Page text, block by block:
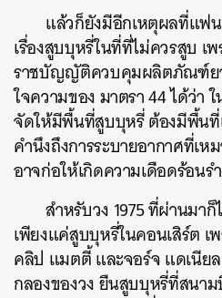
แล้วก็ยังมีอีกเหตุผลที่แฟ
เรื่องสูบบุหรี่ในที่ที่ไม่ควรสูบ เ
ราชบัญญัติควบคุมผลิตภัณฑ์ย
ใจความของ มาตรา 44 ได้ว่า
จัดให้มีพื้นที่สูบบุหรี่ ต้องมีพื้นที่
คำนึงถึงการระบายอากาศที่เ
อาจก่อให้เกิดความเดือดร้อน
สำหรับวง 1975 ที่ผ่านมา
เพียงแค่สูบบุหรี่ในคอนเสิร์ต เ
คลิป แมตตี้ และจอร์จ แดเนีย
กลองของวง ยืนสูบบุหรี่ที่สนา